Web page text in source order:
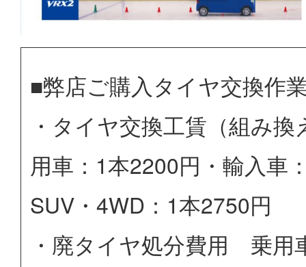
■弊店ご購入タイヤ交換作
・タイヤ交換工賃（組み
用車：1本2200円・輸入車
SUV・4WD：1本2750円
・廃タイヤ処分費用 乗用